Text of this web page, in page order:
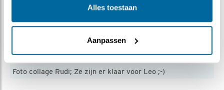
Alles toestaan
Aanpassen
Foto collage Rudi; Ze zijn er klaar voor Leo ;-)